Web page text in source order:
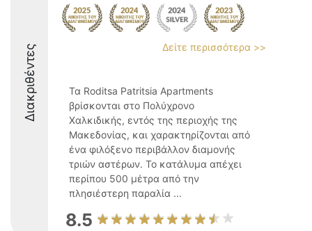
Διακριθέντες Δείτε περισσότερα >>
Τα Roditsa Patritsia Apartments
βρίσκονται στο Πολύχρονο
Χαλκιδικής, εντός της περιοχής της
Μακεδονίας, και χαρακτηρίζονται από
ένα φιλόξενο περιβάλλον διαμονής
τριών αστέρων. Το κατάλυμα απέχει
περίπου 500 μέτρα από την
πλησιέστερη παραλία ...
8.5